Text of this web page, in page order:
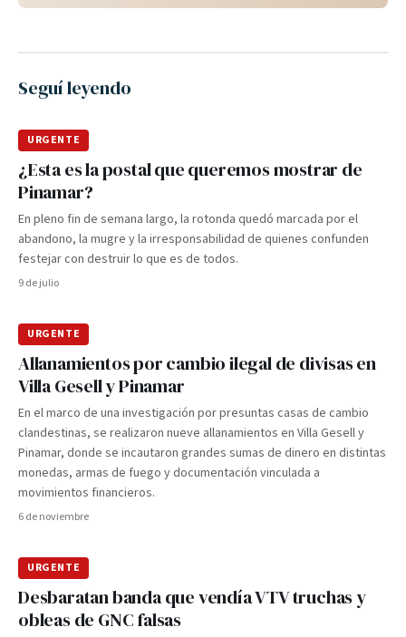
Seguí leyendo
URGENTE
¿Esta es la postal que queremos mostrar de
Pinamar?
En pleno fin de semana largo, la rotonda quedó marcada por el
abandono, la mugre y la irresponsabilidad de quienes confunden
festejar con destruir lo que es de todos.
9 de julio
URGENTE
Allanamientos por cambio ilegal de divisas en
Villa Gesell y Pinamar
En el marco de una investigación por presuntas casas de cambio
clandestinas, se realizaron nueve allanamientos en Villa Gesell y
Pinamar, donde se incautaron grandes sumas de dinero en distintas
monedas, armas de fuego y documentación vinculada a
movimientos financieros.
6 de noviembre
URGENTE
Desbaratan banda que vendía VTV truchas y
obleas de GNC falsas